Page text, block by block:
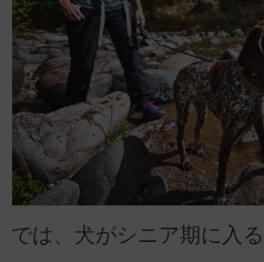
では、犬がシニア期に入